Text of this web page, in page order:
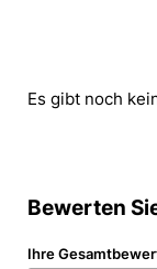
Es gibt noch
Bewerten
Ihre